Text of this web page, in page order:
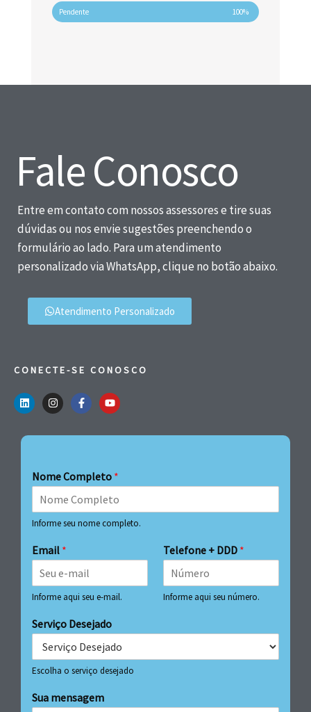
Pendente 100%
Fale Conosco
Entre em contato com nossos assessores e tire suas
dúvidas ou nos envie sugestões preenchendo o
formulário ao lado. Para um atendimento
personalizado via WhatsApp, clique no botão abaixo.
Atendimento Personalizado
CONECTE-SE CONOSCO
Nome Completo *
Informe seu nome completo.
Email *
Informe aqui seu e-mail.
Telefone + DDD *
Informe aqui seu número.
Serviço Desejado
Escolha o serviço desejado
Sua mensagem